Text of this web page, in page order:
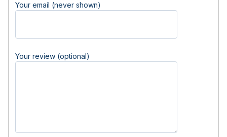
Your email (never shown)
Your review (optional)